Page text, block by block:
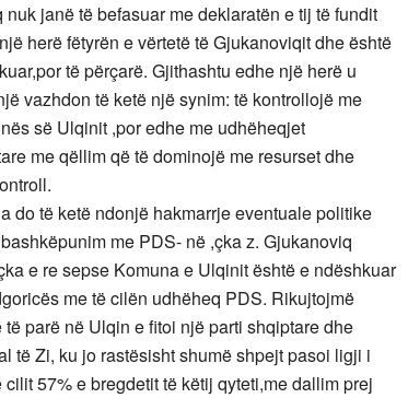
janë të befasuar me deklaratën e tij të fundit
herë fëtyrën e vërtetë të Gjukanoviqit dhe është
të përçarë. Gjithashtu edhe një herë u
vazhdon të ketë një synim: të kontrollojë me
së Ulqinit ,por edhe me udhëheqjet
me qëllim që të dominojë me resurset dhe
do të ketë ndonjë hakmarrje eventuale politike
me PDS- në ,çka z. Gjukanoviq
e re sepse Komuna e Ulqinit është e ndëshkuar
me të cilën udhëheq PDS. Rikujtojmë
parë në Ulqin e fitoi një parti shqiptare dhe
të Zi, ku jo rastësisht shumë shpejt pasoi ligji i
57% e bregdetit të këtij qyteti,me dallim prej